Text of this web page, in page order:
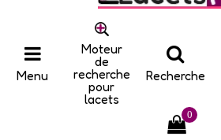
Menu
Moteur
de
recherche
pour
lacets
Recherche
0